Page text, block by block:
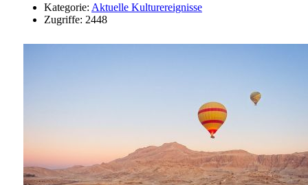
Kategorie: Aktuelle Kulturereignisse
Zugriffe: 2448